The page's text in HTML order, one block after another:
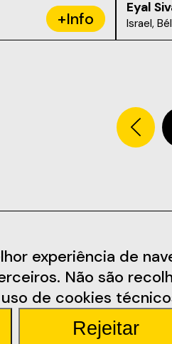
+Info
Eyal
Israel,
experiência de
Não são
de cookies
Rejeitar
Contactos
geral@ficsantarem.pt
Rua Miguel Bombarda 4